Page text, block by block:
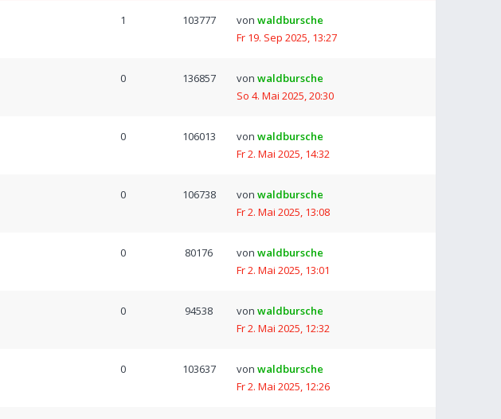
1 103777 von waldbursche
Fr 19. Sep 2025, 13:27
0 136857 von waldbursche
So 4. Mai 2025, 20:30
0 106013 von waldbursche
Fr 2. Mai 2025, 14:32
0 106738 von waldbursche
Fr 2. Mai 2025, 13:08
0 80176 von waldbursche
Fr 2. Mai 2025, 13:01
0 94538 von waldbursche
Fr 2. Mai 2025, 12:32
0 103637 von waldbursche
Fr 2. Mai 2025, 12:26